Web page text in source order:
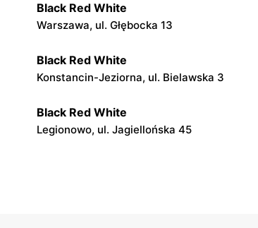
Black Red White
Warszawa, ul. Głębocka 13
Black Red White
Konstancin-Jeziorna, ul. Bielawska 3
Black Red White
Legionowo, ul. Jagiellońska 45